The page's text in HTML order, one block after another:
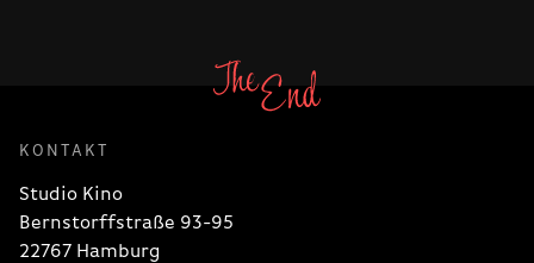
KONTAKT
Studio Kino
Bernstorffstraße 93-95
22767 Hamburg